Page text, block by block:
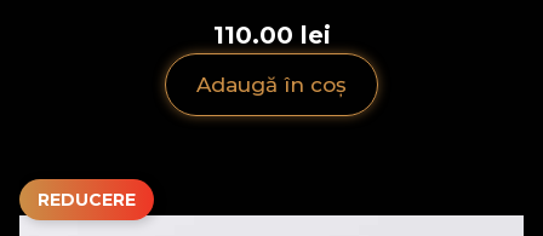
110.00 lei
Adaugă în coș
REDUCERE